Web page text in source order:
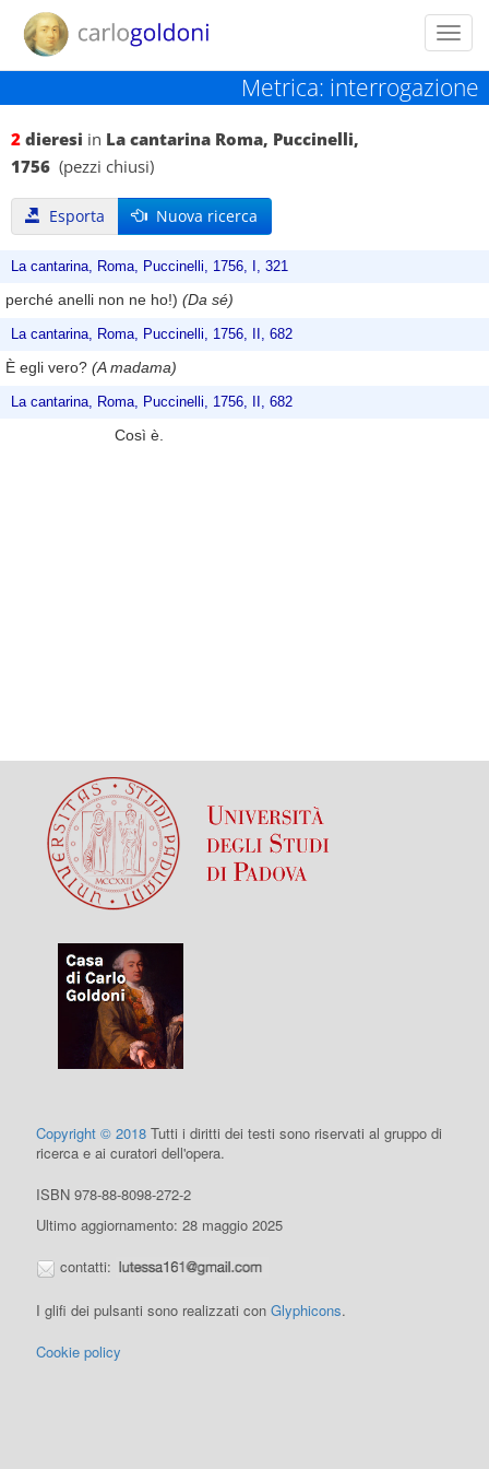
Metrica: interrogazione
2 dieresi in La cantarina Roma, Puccinelli,
1756 (pezzi chiusi)
Esporta Nuova ricerca
La cantarina, Roma, Puccinelli, 1756, I, 321
perché anelli non ne ho!) (Da sé)
La cantarina, Roma, Puccinelli, 1756, II, 682
È egli vero? (A madama)
La cantarina, Roma, Puccinelli, 1756, II, 682
Così è.
Copyright © 2018 Tutti i diritti dei testi sono riservati al gruppo di
ricerca e ai curatori dell'opera.
ISBN 978-88-8098-272-2
Ultimo aggiornamento: 28 maggio 2025
contatti:
I glifi dei pulsanti sono realizzati conGlyphicons.
Cookie policy